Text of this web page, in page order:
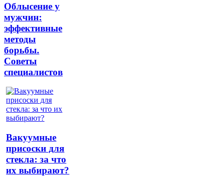
Облысение у
мужчин:
эффективные
методы
борьбы.
Советы
специалистов
Вакуумные
присоски для
стекла: за что
их выбирают?